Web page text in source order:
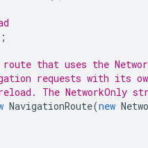
route that uses the
requests with its
The NetworkOnly
NavigationRoute(new